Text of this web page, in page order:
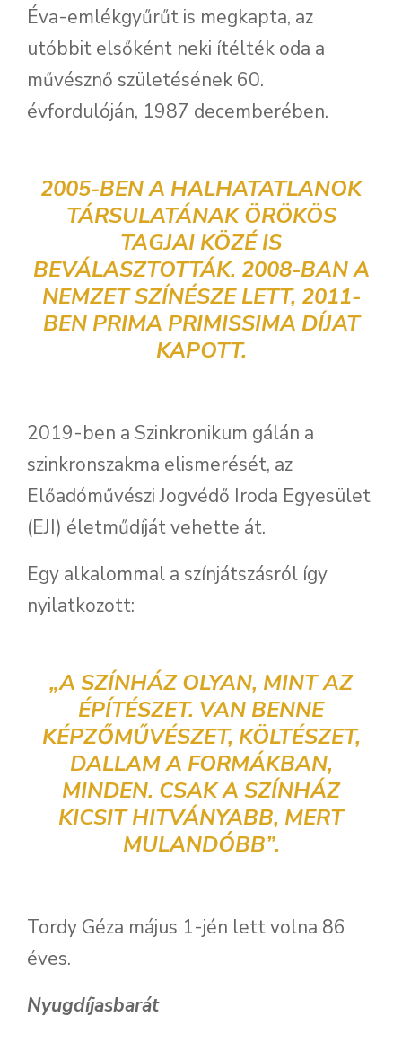
Éva-emlékgyűrűt is megkapta, az
utóbbit elsőként neki ítélték oda a
művésznő születésének 60.
évfordulóján, 1987 decemberében.
2005-BEN A HALHATATLANOK
TÁRSULATÁNAKÖRÖKÖS
TAGJAI KÖZÉ IS
BEVÁLASZTOTTÁK. 2008-BAN A
NEMZET SZÍNÉSZELETT, 2011-
BEN PRIMA PRIMISSIMA DÍJAT
KAPOTT.
2019-ben a Szinkronikum gálán a
szinkronszakma elismerését, az
Előadóművészi Jogvédő Iroda Egyesület
(EJI) életműdíját vehette át.
Egy alkalommal a színjátszásról így
nyilatkozott:
„A SZÍNHÁZ OLYAN, MINT AZ
ÉPÍTÉSZET. VAN BENNE
KÉPZŐMŰVÉSZET, KÖLTÉSZET,
DALLAM A FORMÁKBAN,
MINDEN. CSAK A SZÍNHÁZ
KICSIT HITVÁNYABB, MERT
MULANDÓBB”.
Tordy Géza május 1-jén lett volna 86
éves.
Nyugdíjasbarát